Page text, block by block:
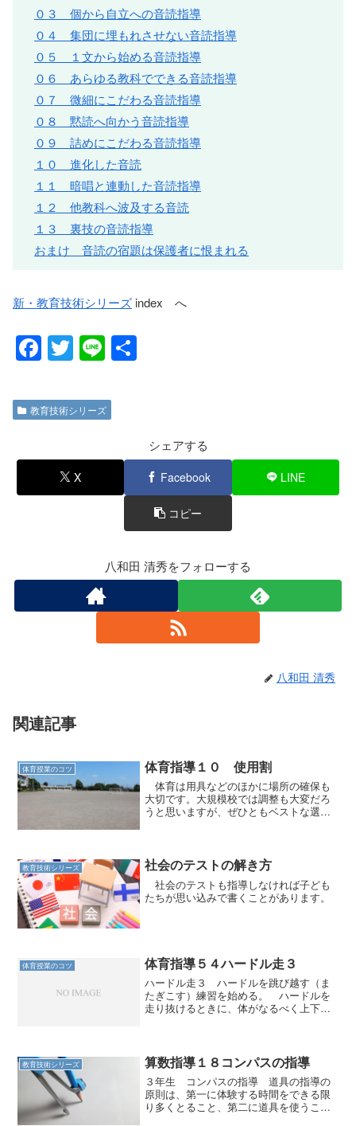
０３ 個から自立への音読指導
０４ 集団に埋もれさせない音読指導
０５ １文から始める音読指導
０６ あらゆる教科でできる音読指導
０７ 微細にこだわる音読指導
０８ 黙読へ向かう音読指導
０９ 詰めにこだわる音読指導
１０ 進化した音読
１１ 暗唱と連動した音読指導
１２ 他教科へ波及する音読
１３ 裏技の音読指導
おまけ 音読の宿題は保護者に恨まれる
新・教育技術シリーズ index へ
F
c
e
b
o
T
tt
er
Li
e
教育技術シリーズ
シェアする
X Facebook LINE
コピー
八和田 清秀をフォローする
八和田 清秀
関連記事
体育授業のコツ 体育指導１０ 使用割
体育は用具などのほかに場所の確保も
大切です。大規模校では調整も大変だろ
うと思いますが、ぜひともベストな選択
教育技術シリーズ 社会のテストの解き方
社会のテストも指導しなければ子ども
たちが思い込みで書くことがあります。
体育授業のコツ 体育指導５４ハードル走３
ハードル走３ ハードルを跳び越す（ま
たぎこす）練習を始める。 ハードルを
走り抜けるときに、体がなるべく上下し
に、足がハードルに引っか...
教育技術シリーズ 算数指導１８コンパスの指導
３年生 コンパスの指導 道具の指導の
原則は、第一に体験する時間をできる限
り多くとること、第二に道具を使うこと